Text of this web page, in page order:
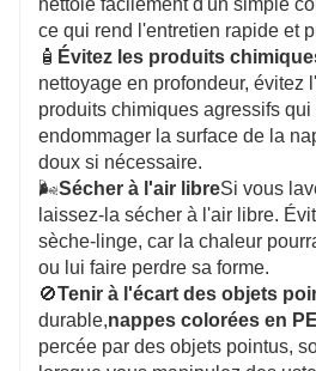
ce qui rend l'entretien rapide et
🧴 Évitez les produits
nettoyage en profondeur, évitez
produits chimiques agressifs
endommager la surface de la
doux si nécessaire.
🌬️Sécher à l'air libreSi vous
laissez-la sécher à l'air libre.
sèche-linge, car la chaleur
ou lui faire perdre sa forme.
🚫Tenir à l'écart des objets
durable,nappes colorées en
percée par des objets pointus,